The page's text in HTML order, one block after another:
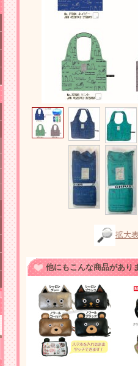
拡大
他にもこんな商品があり